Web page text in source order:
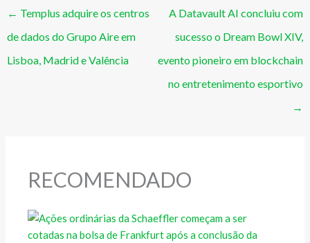
← Templus adquire os centros
de dados do Grupo Aire em
Lisboa, Madrid e Valência
A Datavault AI concluiu com
sucesso o Dream Bowl XIV,
evento pioneiro em blockchain
no entretenimento esportivo
→
RECOMENDADO